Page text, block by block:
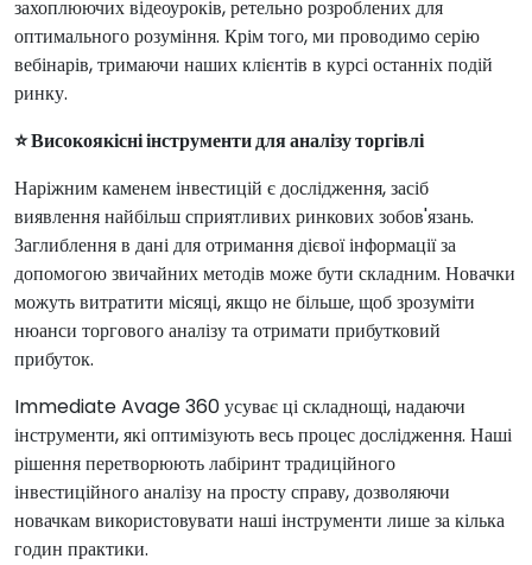
захоплюючих відеоуроків, ретельно розроблених для
оптимального розуміння. Крім того, ми проводимо серію
вебінарів, тримаючи наших клієнтів в курсі останніх подій
ринку.
⭐ Високоякісні інструменти для аналізу торгівлі
Наріжним каменем інвестицій є дослідження, засіб
виявлення найбільш сприятливих ринкових зобов'язань.
Заглиблення в дані для отримання дієвої інформації за
допомогою звичайних методів може бути складним. Новачки
можуть витратити місяці, якщо не більше, щоб зрозуміти
нюанси торгового аналізу та отримати прибутковий
прибуток.
Immediate Avage 360 усуває ці складнощі, надаючи
інструменти, які оптимізують весь процес дослідження. Наші
рішення перетворюють лабіринт традиційного
інвестиційного аналізу на просту справу, дозволяючи
новачкам використовувати наші інструменти лише за кілька
годин практики.